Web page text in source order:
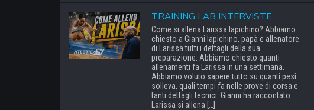
TRAINING LAB INTERVISTE
Come si allena Larissa Iapichino? Abbiamo
chiesto a Gianni Iapichino, papà e allenatore
di Larissa tutti i dettagli della sua
preparazione. Abbiamo chiesto quanti
allenamenti fa Larissa in una settimana.
Abbiamo voluto sapere tutto su quanti pesi
solleva, quali tempi fa nelle prove di corsa e
tanti dettagli tecnici. Gianni ha raccontato
Larissa si allena […]